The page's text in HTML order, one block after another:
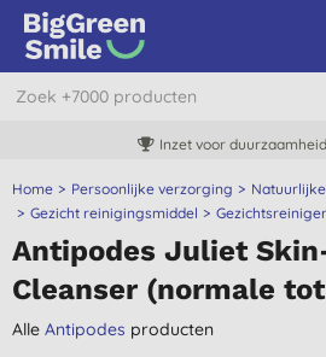
Inzet voor
Home Persoonlijke verzorging
Gezicht reinigingsmiddel
Gezichtsreiniger
Antipodes Juliet
Cleanser (normale
Alle Antipodes producten